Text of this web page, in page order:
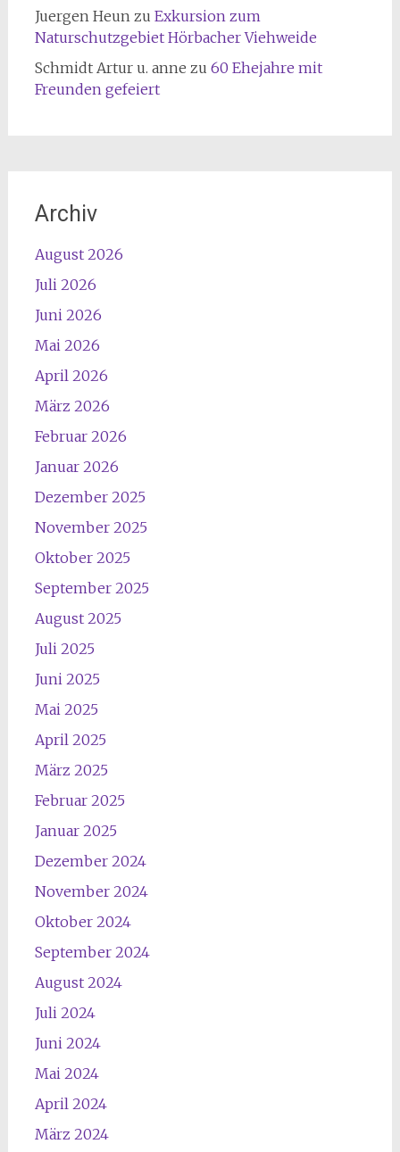
Juergen Heunzu Exkursion zum
Naturschutzgebiet Hörbacher Viehweide
Schmidt Artur u. anne zu 60 Ehejahre mit
Freunden gefeiert
Archiv
August 2026
Juli 2026
Juni 2026
Mai 2026
April 2026
März 2026
Februar 2026
Januar 2026
Dezember 2025
November 2025
Oktober 2025
September 2025
August 2025
Juli 2025
Juni 2025
Mai 2025
April 2025
März 2025
Februar 2025
Januar 2025
Dezember 2024
November 2024
Oktober 2024
September 2024
August 2024
Juli 2024
Juni 2024
Mai 2024
April 2024
März 2024